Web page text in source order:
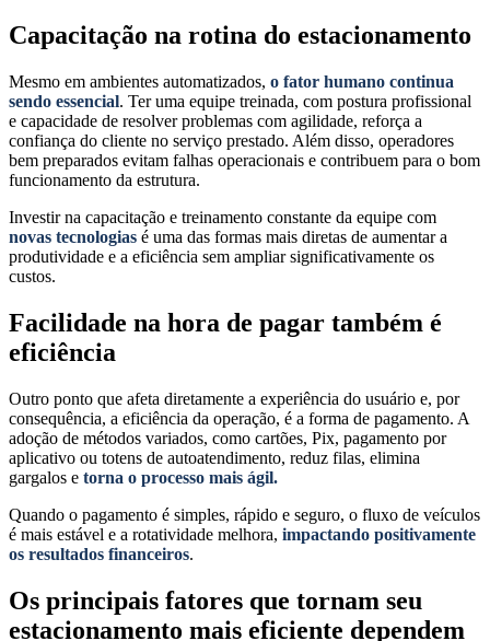
Capacitação na rotina do estacionamento
Mesmo em ambientes automatizados, o fator humano continua
sendo essencial. Ter uma equipe treinada, com postura profissional
e capacidade de resolver problemas com agilidade, reforça a
confiança do cliente no serviço prestado. Além disso, operadores
bem preparados evitam falhas operacionais e contribuem para o bom
funcionamento da estrutura.
Investir na capacitação e treinamento constante da equipe com
novas tecnologias é uma das formas mais diretas de aumentar a
produtividade e a eficiência sem ampliar significativamente os
custos.
Facilidade na hora de pagar também é
eficiência
Outro ponto que afeta diretamente a experiência do usuário e, por
consequência, a eficiência da operação, é a forma de pagamento. A
adoção de métodos variados, como cartões, Pix, pagamento por
aplicativo ou totens de autoatendimento, reduz filas, elimina
gargalos e torna o processo mais ágil.
Quando o pagamento é simples, rápido e seguro, o fluxo de veículos
é mais estável e a rotatividade melhora, impactando positivamente
os resultados financeiros.
Os principais fatores que tornam seu
estacionamento mais eficiente dependem